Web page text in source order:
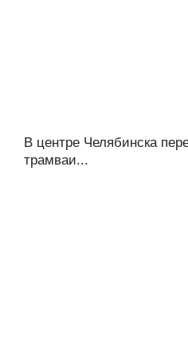
В центре Челябинска
трамваи...